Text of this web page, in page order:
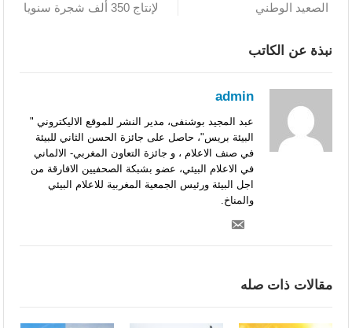
الصعيد الوطني
لإنتاج 350 ألف شجرة سنويا
نبذة عن الكاتب
admin
عبد المجيد بوشنفى، مدير النشر للموقع الاليكتروني "
البيئة بريس"، حاصل على جائزة الحسن الثاني للبيئة
في صنف الاعلام ، و جائزة التعاون المغربي- الالماني
في الاعلام البيئي، عضو بشبكة الصحفيين الافارقة من
اجل البيئة ورئيس الجمعية المغربية للاعلام البيئي
والمناخ.
مقالات ذات صله